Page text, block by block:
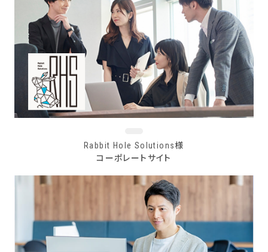
Rabbit Hole Solutions様
コーポレートサイト